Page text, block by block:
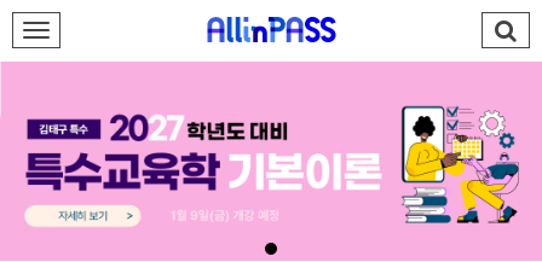
회원가입
AllinPASS팀
특수 김태구